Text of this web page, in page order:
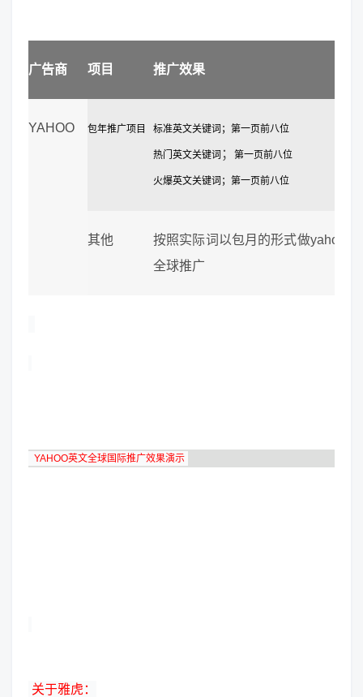
广告商 项目 推广效果
YAHOO 包年推广项目 标准英文关键词； 第一页前八位
热门英文关键词 ； 第一页前八位
火爆英文关键词； 第一页前八位
其他
按照实际词以包月的形式做yahoo英
全球推广
YAHOO英文全球国际推广效果演示
关于雅虎：